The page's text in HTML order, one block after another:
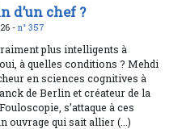
d’un chef ?
- n° 357
plus intelligents à
à quelles conditions ? Mehdi
en sciences cognitives à
de Berlin et créateur de la
s’attaque à ces
ouvrage qui sait allier (...)